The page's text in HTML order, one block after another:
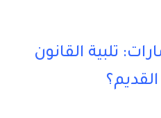
تلبية القانون